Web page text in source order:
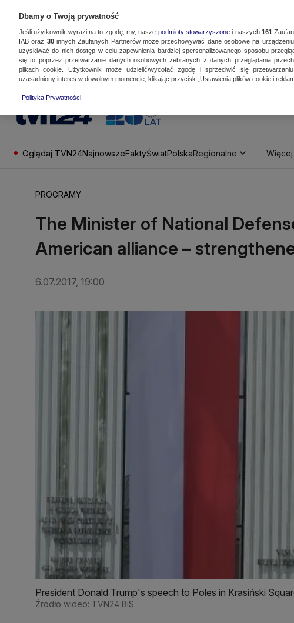
Oglądaj TVN24NajnowszeFaktyŚwiatPolskaRegionalne Więcej
PROGRAMY
The Minister of National
American alliance –
6.07.2017, 19:00
President Donald Trump's speech to Poles in Krasiński
Źródło wideo: TVN24 BiS
Dbamy o Twoją prywatność
Jeśli użytkownik wyrazi na to zgodę, my, nasze podmioty stowarzyszonei naszych 161
IAB oraz 30innych Zaufanych Partnerów może przechowywać dane osobowe na
uzyskiwać do nich dostęp w celu zapewnienia bardziej spersonalizowanego sposobu
się to poprzez przetwarzanie danych osobowych zebranych z danych przeglądania
plikach cookie. Użytkownik może udzielić/wycofać zgodę i sprzeciwić się
uzasadniony interes w dowolnym momencie, klikając przycisk „Ustawienia plików cookie i
Polityka Prywatności